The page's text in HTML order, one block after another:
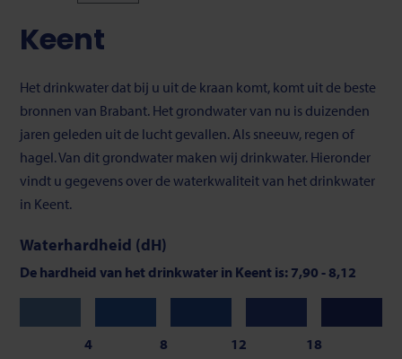
Keent
Het drinkwater dat bij u uit de kraan komt, komt uit de beste
bronnen van Brabant. Het grondwater van nu is duizenden
jaren geleden uit de lucht gevallen. Als sneeuw, regen of
hagel. Van dit grondwater maken wij drinkwater. Hieronder
vindt u gegevens over de waterkwaliteit van het drinkwater
in Keent.
Waterhardheid (dH)
De hardheid van het drinkwater in Keent is: 7,90 - 8,12
zacht
4 8 12
hard
18